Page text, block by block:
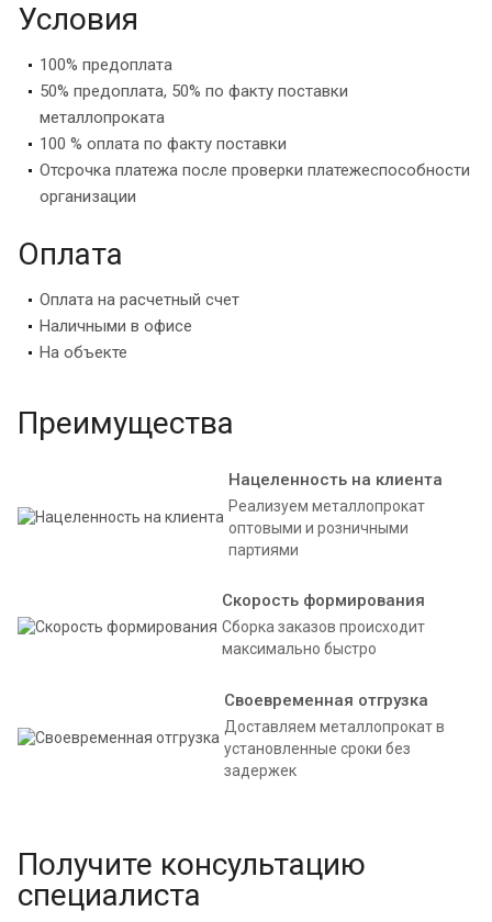
Условия
100% предоплата
50% предоплата, 50% по факту поставки
металлопроката
100 % оплата по факту поставки
Отсрочка платежа после проверки платежеспособности
организации
Оплата
Оплата на расчетный счет
Наличными в офисе
На объекте
Преимущества
Нацеленность на клиента
Реализуем металлопрокат
оптовыми и розничными
партиями
Скорость формирования
Сборка заказов происходит
максимально быстро
Своевременная отгрузка
Доставляем металлопрокат в
установленные сроки без
задержек
Получите консультацию
специалиста